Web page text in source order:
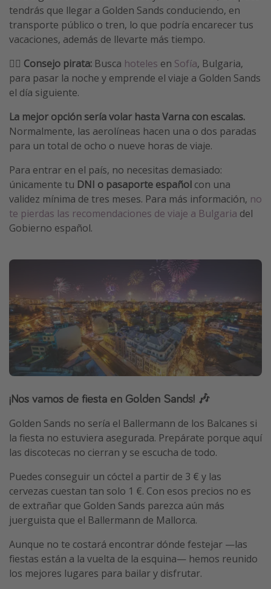
tendrás que llegar a Golden Sands conduciendo, en
transporte público o tren, lo que podría encarecer tus
vacaciones, además de llevarte más tiempo.
🏴‍☠️ Consejo pirata: Busca hoteles en Sofía, Bulgaria,
para pasar la noche y emprende el viaje a Golden Sands
el día siguiente.
La mejor opción sería volar hasta Varna con escalas.
Normalmente, las aerolíneas hacen una o dos paradas
para un total de ocho o nueve horas de viaje.
Para entrar en el país, no necesitas demasiado:
únicamente tu DNI o pasaporte español con una
validez mínima de tres meses. Para más información, no
te pierdas las recomendaciones de viaje a Bulgaria del
Gobierno español.
¡Nos vamos de fiesta en Golden Sands! 🎶
Golden Sands no sería el Ballermann de los Balcanes si
la fiesta no estuviera asegurada. Prepárate porque aquí
las discotecas no cierran y se escucha de todo.
Puedes conseguir un cóctel a partir de 3 € y las
cervezas cuestan tan solo 1 €. Con esos precios no es
de extrañar que Golden Sands parezca aún más
juerguista que el Ballermann de Mallorca.
Aunque no te costará encontrar dónde festejar —las
fiestas están a la vuelta de la esquina— hemos reunido
los mejores lugares para bailar y disfrutar.